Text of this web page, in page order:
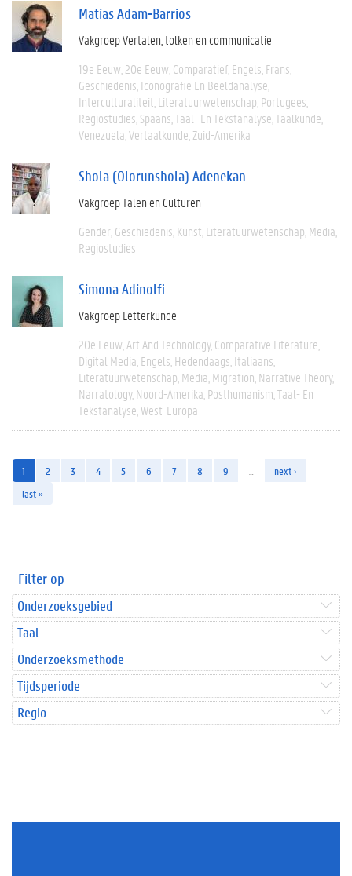
Matías Adam-Barrios
Vakgroep Vertalen, tolken en communicatie
19e Eeuw 20e Eeuw Comparatief Engels Frans
Geschiedenis Iconografie En Beeldanalyse
Interculturaliteit Literatuurwetenschap Portugees
Regiostudies Spaans Taal- En Tekstanalyse Taalkunde
Venezuela Vertaalkunde Zuid-Amerika
Shola (Olorunshola) Adenekan
Vakgroep Talen en Culturen
Gender Geschiedenis Kunst Literatuurwetenschap Media
Regiostudies
Simona Adinolfi
Vakgroep Letterkunde
20e Eeuw Art And Technology Comparative Literature
Digital Media Engels Hedendaags Italiaans
Literatuurwetenschap Media Migration Narrative Theory
Narratology Noord-Amerika Posthumanism Taal- En
Tekstanalyse West-Europa
1 2 3 4 5 6 7 8 9
next ›
last »
Filter op
Onderzoeksgebied
Taal
Onderzoeksmethode
Tijdsperiode
Regio